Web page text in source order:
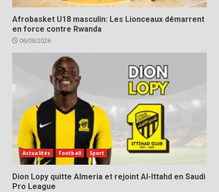
Afrobasket U18 masculin: Les Lionceaux démarrent
en force contre Rwanda
06/08/2026
Actualités Football Sport
Dion Lopy quitte Almeria et rejoint Al-Ittahd en Saudi
Pro League